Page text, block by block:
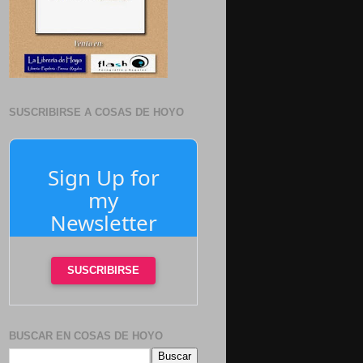
SUSCRIBIRSE A COSAS DE HOYO
Sign Up for
my
Newsletter
SUSCRIBIRSE
BUSCAR EN COSAS DE HOYO